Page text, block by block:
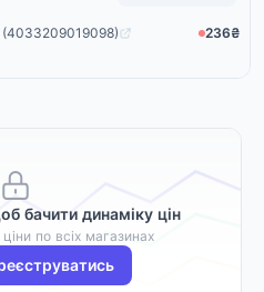
236₴
бачити динаміку цін
по всіх магазинах